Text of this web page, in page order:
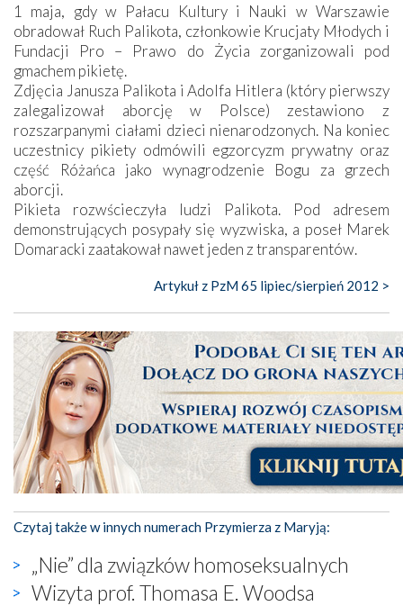
1 maja, gdy w Pałacu Kultury i Nauki w Warszawie
obradował Ruch Palikota, członkowie Krucjaty Młodych i
Fundacji Pro – Prawo do Życia zorganizowali pod
gmachem pikietę.
Zdjęcia Janusza Palikota i Adolfa Hitlera (który pierwszy
zalegalizował aborcję w Polsce) zestawiono z
rozszarpanymi ciałami dzieci nienarodzonych. Na koniec
uczestnicy pikiety odmówili egzorcyzm prywatny oraz
część Różańca jako wynagrodzenie Bogu za grzech
aborcji.
Pikieta rozwścieczyła ludzi Palikota. Pod adresem
demonstrujących posypały się wyzwiska, a poseł Marek
Domaracki zaatakował nawet jeden z transparentów.
Artykuł z PzM 65 lipiec/sierpień 2012 >
Czytaj także w innych numerach Przymierza z Maryją:
„Nie” dla związków homoseksualnych
Wizyta prof. Thomasa E. Woodsa